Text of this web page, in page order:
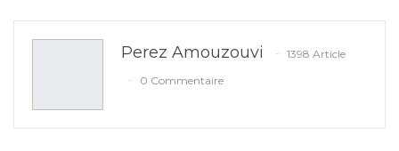
Perez Amouzouvi
1398 Article
0 Commentaire